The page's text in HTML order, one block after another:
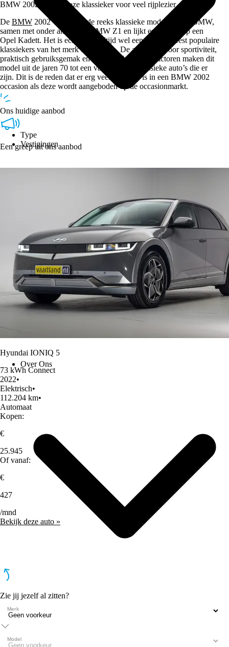
Type
Vestigingen
Over Ons
BMW 2002, een tijdloze klassieker voor veel rijplezier
De BMW 2002 valt onder de reeks klassieke modellen van BMW,
samen met onder andere de BMW Z1 en lijkt een beetje op een
Opel Kadett. Het is echter nog altijd wel een van de meest populaire
klassiekers van het merk uit Beieren. De auto staat voor sportiviteit,
praktisch gebruiksgemak en comfort. Juist deze factoren maken dit
model uit de jaren 70 tot een van de meest klassieke auto’s die er
zijn. Dit is de reden dat er erg veel interesse is in een BMW 2002
occasion als deze wordt aangeboden op de occasionmarkt.
Ons huidige aanbod
Een greep uit ons aanbod
Hyundai IONIQ 5
73 kWh Connect
2022•
Elektrisch•
112.204 km•
Automaat
Kopen:
€
25.945
Of vanaf:
€
427
/mnd
Bekijk deze auto »
Zie jij jezelf al zitten?
Merk
Model